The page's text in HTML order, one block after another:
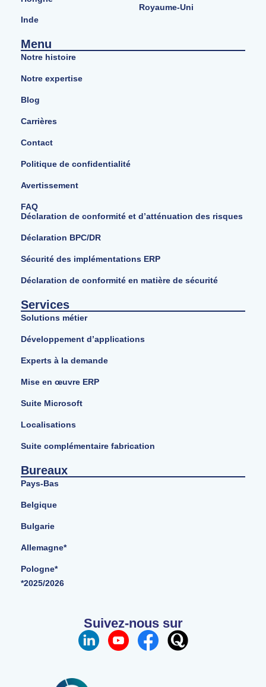
Inde
Royaume-Uni
Menu
Notre histoire
Notre expertise
Blog
Carrières
Contact
Politique de confidentialité
Avertissement
FAQ
Déclaration de conformité et d’atténuation des risques
Déclaration BPC/DR
Sécurité des implémentations ERP
Déclaration de conformité en matière de sécurité
Services
Solutions métier
Développement d’applications
Experts à la demande
Mise en œuvre ERP
Suite Microsoft
Localisations
Suite complémentaire fabrication
Bureaux
Pays-Bas
Belgique
Bulgarie
Allemagne*
Pologne*
*2025/2026
Suivez-nous sur